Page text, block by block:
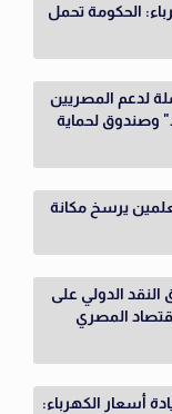
الحكومة تحمل
لدعم المصريين
وصندوق لحماية
يرسخ مكانة
الدولي على
المصري
أسعار الكهرباء: